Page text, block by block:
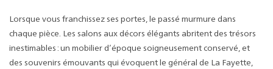
Lorsque vous franchissez ses portes, le passé murmure dans
chaque pièce. Les salons aux décors élégants abritent des trésors
inestimables : un mobilier d’époque soigneusement conservé, et
des souvenirs émouvants qui évoquent le général de La Fayette,